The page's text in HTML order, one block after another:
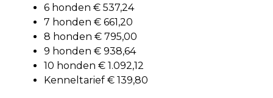
6 honden € 537,24
7 honden € 661,20
8 honden € 795,00
9 honden € 938,64
10 honden € 1.092,12
Kenneltarief € 139,80